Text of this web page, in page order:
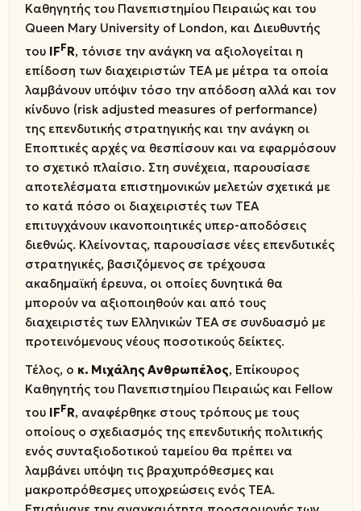
Καθηγητής του Πανεπιστημίου Πειραιώς και του
Queen Mary University of London, και Διευθυντής
του IFFR, τόνισε την ανάγκη να αξιολογείται η
επίδοση των διαχειριστών ΤΕΑ με μέτρα τα οποία
λαμβάνουν υπόψιν τόσο την απόδοση αλλά και τον
κίνδυνο (risk adjusted measures of performance)
της επενδυτικής στρατηγικής και την ανάγκη οι
Εποπτικές αρχές να θεσπίσουν και να εφαρμόσουν
το σχετικό πλαίσιο. Στη συνέχεια, παρουσίασε
αποτελέσματα επιστημονικών μελετών σχετικά με
το κατά πόσο οι διαχειριστές των ΤΕΑ
επιτυγχάνουν ικανοποιητικές υπερ-αποδόσεις
διεθνώς. Κλείνοντας, παρουσίασε νέες επενδυτικές
στρατηγικές, βασιζόμενος σε τρέχουσα
ακαδημαϊκή έρευνα, οι οποίες δυνητικά θα
μπορούν να αξιοποιηθούν και από τους
διαχειριστές των Ελληνικών ΤΕΑ σε συνδυασμό με
προτεινόμενους νέους ποσοτικούς δείκτες.
Τέλος, ο κ. Μιχάλης Ανθρωπέλος, Επίκουρος
Καθηγητής του Πανεπιστημίου Πειραιώς και Fellow
του IFFR, αναφέρθηκε στους τρόπους με τους
οποίους ο σχεδιασμός της επενδυτικής πολιτικής
ενός συνταξιοδοτικού ταμείου θα πρέπει να
λαμβάνει υπόψη τις βραχυπρόθεσμες και
μακροπρόθεσμες υποχρεώσεις ενός ΤΕΑ.